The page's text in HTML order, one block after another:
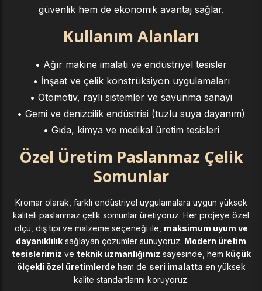
güvenlik hem de ekonomik avantaj sağlar.
Kullanım Alanları
• Ağır makine imalatı ve endüstriyel tesisler
• İnşaat ve çelik konstrüksiyon uygulamaları
• Otomotiv, raylı sistemler ve savunma sanayi
• Gemi ve denizcilik endüstrisi (tuzlu suya dayanım)
• Gıda, kimya ve medikal üretim tesisleri
Özel Üretim Paslanmaz Çelik
Somunlar
Kromar olarak, farklı endüstriyel uygulamalara uygun yüksek
kaliteli paslanmaz çelik somunlar üretiyoruz. Her projeye özel
ölçü, diş tipi ve malzeme seçeneği ile, maksimum uyum ve
dayanıklılık sağlayan çözümler sunuyoruz. Modern üretim
tesislerimiz ve teknik uzmanlığımız sayesinde, hem küçük
ölçekli özel üretimlerde hem de seri imalatta en yüksek
kalite standartlarını koruyoruz.